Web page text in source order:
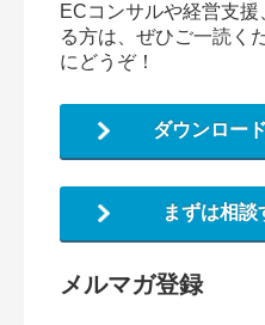
ECコンサルや経営支
る方は、ぜひご一読く
にどうぞ！
ダウンロー
まずは相談
メルマガ登録